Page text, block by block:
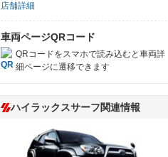
店舗詳細
車両ページQRコード
QRコードをスマホで読み込むと車両詳
細ページに遷移できます
ハイラックスサーフ関連情報